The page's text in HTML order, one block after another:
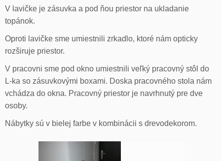
V lavičke je zásuvka a pod ňou priestor na ukladanie
topánok.
Oproti lavičke sme umiestnili zrkadlo, ktoré nám opticky
rozširuje priestor.
V pracovni sme pod okno umiestnili veľký pracovný stôl do
L-ka so zásuvkovými boxami. Doska pracovného stola nám
vchádza do okna. Pracovný priestor je navrhnutý pre dve
osoby.
Nábytky sú v bielej farbe v kombinácii s drevodekorom.